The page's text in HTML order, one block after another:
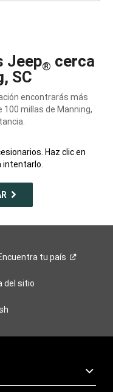
Jeep® cerca
SC
encontrarás más
100 millas de Manning,
Haz clic en
intentarlo.
tupaís
del sitio